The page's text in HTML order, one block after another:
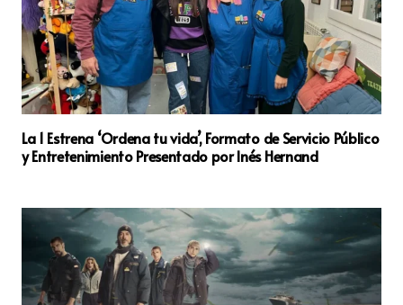
La 1 Estrena ‘Ordena tu vida’, Formato de Servicio Público
y Entretenimiento Presentado por Inés Hernand